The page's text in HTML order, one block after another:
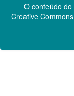
O conteúdo
Creative Commons